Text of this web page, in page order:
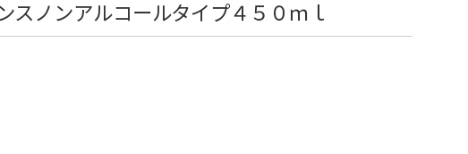
スノンアルコールタイプ４５０ｍｌ